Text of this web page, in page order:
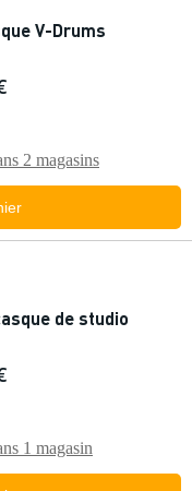
V-Drums
2 magasins
de studio
1 magasin